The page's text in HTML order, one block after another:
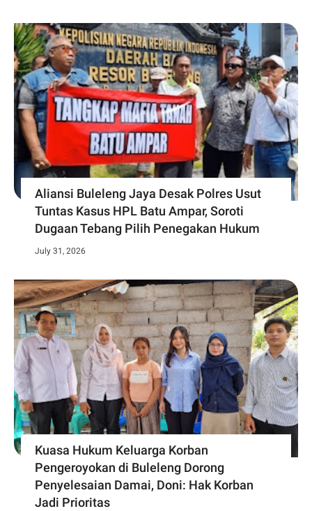
Aliansi Buleleng Jaya Desak Polres Usut
Tuntas Kasus HPL Batu Ampar, Soroti
Dugaan Tebang Pilih Penegakan Hukum
July 31, 2026
Kuasa Hukum Keluarga Korban
Pengeroyokan di Buleleng Dorong
Penyelesaian Damai, Doni: Hak Korban
Jadi Prioritas